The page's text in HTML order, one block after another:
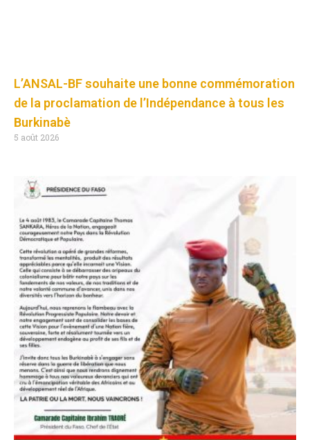
L’ANSAL-BF souhaite une bonne commémoration
de la proclamation de l’Indépendance à tous les
Burkinabè
5 août 2026